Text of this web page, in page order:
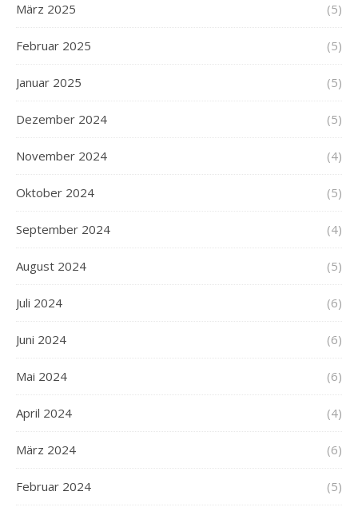
März 2025 (5)
Februar 2025 (5)
Januar 2025 (5)
Dezember 2024 (5)
November 2024 (4)
Oktober 2024 (5)
September 2024 (4)
August 2024 (5)
Juli 2024 (6)
Juni 2024 (6)
Mai 2024 (6)
April 2024 (4)
März 2024 (6)
Februar 2024 (5)